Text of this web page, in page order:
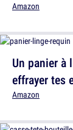
Un panier à
effrayer tes
Amazon
Amazon